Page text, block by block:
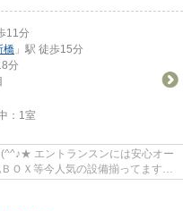
11分
橋 」駅 徒歩15分
分
： 1室
エントランスンには安心オー
ＯＸ等今人気の設備揃ってます！